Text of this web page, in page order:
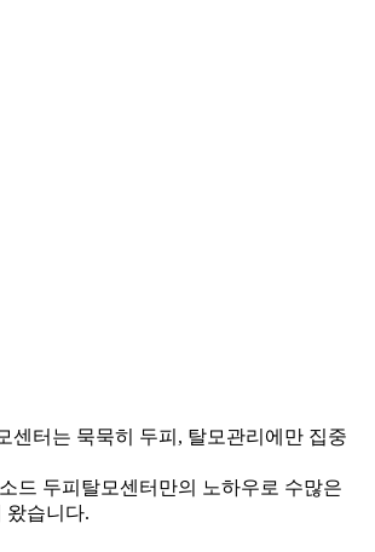
센터는 묵묵히 두피, 탈모관리에만 집중
드 두피탈모센터만의 노하우로 수많은
왔습니다.